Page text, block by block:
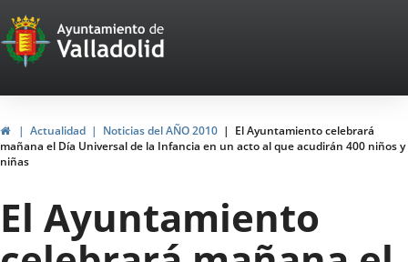
Portal
Web
del
Ayuntamiento
de
Valladolid
HomeActualidad Noticias del AÑO 2010
El Ayuntamiento celebrará
mañana el Día Universal de la Infancia en un acto al que acudirán 400 niños y
niñas
El Ayuntamiento